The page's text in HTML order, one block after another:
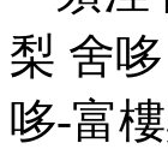
梨 舍
哆-富